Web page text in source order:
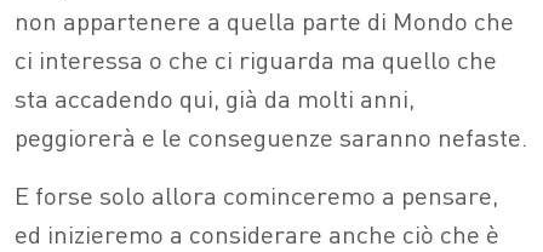
non appartenere a quella parte di Mondo che
ci interessa o che ci riguarda ma quello che
sta accadendo qui, già da molti anni,
peggiorerà e le conseguenze saranno nefaste.
E forse solo allora cominceremo a pensare,
ed inizieremo a considerare anche ciò che è